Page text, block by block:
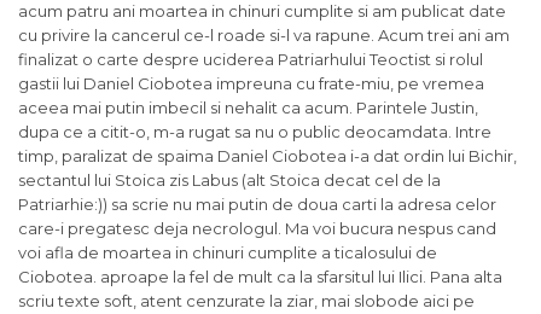
acum patru ani moartea in chinuri cumplite si am publicat date
cu privire la cancerul ce-l roade si-l va rapune. Acum trei ani am
finalizat o carte despre uciderea Patriarhului Teoctist si rolul
gastii lui Daniel Ciobotea impreuna cu frate-miu, pe vremea
aceea mai putin imbecil si nehalit ca acum. Parintele Justin,
dupa ce a citit-o, m-a rugat sa nu o public deocamdata. Intre
timp, paralizat de spaima Daniel Ciobotea i-a dat ordin lui Bichir,
sectantul lui Stoica zis Labus (alt Stoica decat cel de la
Patriarhie:)) sa scrie nu mai putin de doua carti la adresa celor
care-i pregatesc deja necrologul. Ma voi bucura nespus cand
voi afla de moartea in chinuri cumplite a ticalosului de
Ciobotea. aproape la fel de mult ca la sfarsitul lui Ilici. Pana alta
scriu texte soft, atent cenzurate la ziar, mai slobode aici pe